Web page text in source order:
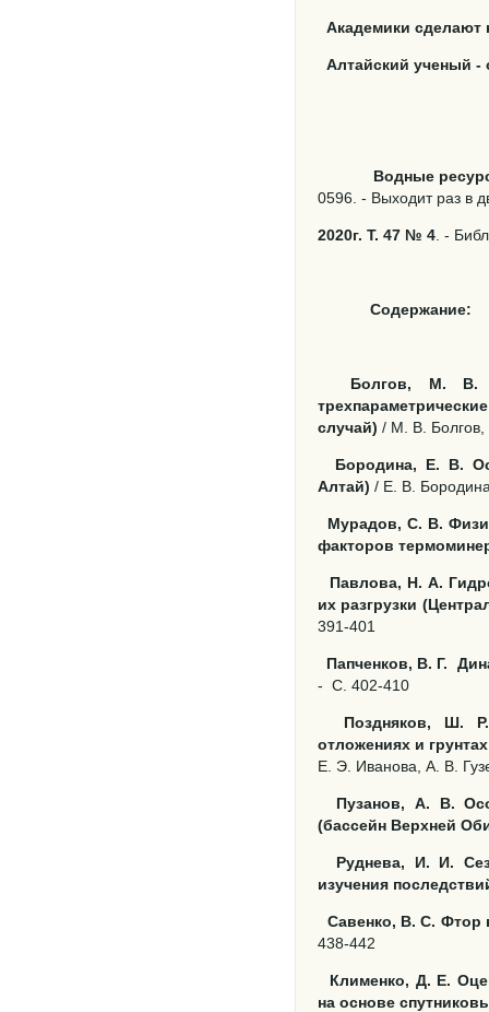
Академики
Алтайский ученый -
Водные
0596. - Выходит раз в
2020г. Т. 47 № 4 . -
Содержание:
Болгов, М. В.
случай) / М. В.
Бородина, Е. В.
Алтай) / Е. В.
Мурадов, С. В.
факторов
Павлова, Н. А.
их разгрузки
391-401
Папченков, В. Г.
- С. 402-410
Поздняков, Ш.
отложениях и
Е. Э. Иванова, А. В.
Пузанов, А. В.
(бассейн Верхней
Руднева, И. И.
изучения
Савенко, В. С. Фтор
438-442
Клименко, Д. Е.
на основе